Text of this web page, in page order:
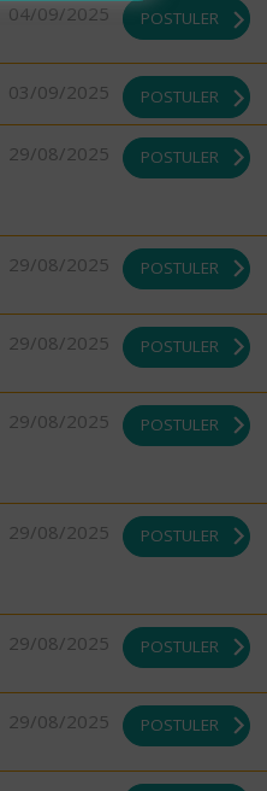
04/09/2025 POSTULER
03/09/2025 POSTULER
29/08/2025 POSTULER
29/08/2025 POSTULER
29/08/2025 POSTULER
29/08/2025 POSTULER
29/08/2025 POSTULER
29/08/2025 POSTULER
29/08/2025 POSTULER